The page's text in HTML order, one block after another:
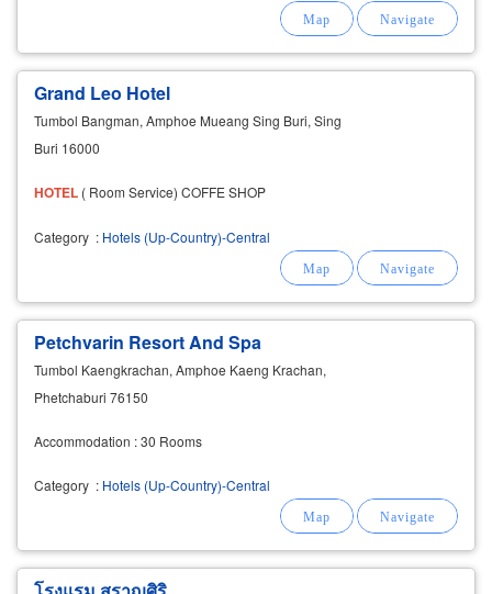
Grand Leo Hotel
Tumbol Bangman, Amphoe Mueang Sing Buri, Sing
Buri 16000
HOTEL ( Room Service) COFFE SHOP
Category : Hotels (Up-Country)-Central
Petchvarin Resort And Spa
Tumbol Kaengkrachan, Amphoe Kaeng Krachan,
Phetchaburi 76150
Accommodation : 30 Rooms
Category : Hotels (Up-Country)-Central